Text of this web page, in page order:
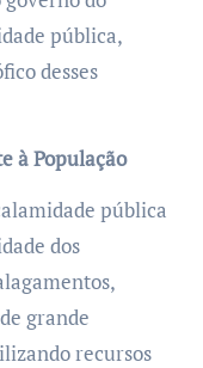
pública,
desses
à População
pública
dos
grande
recursos